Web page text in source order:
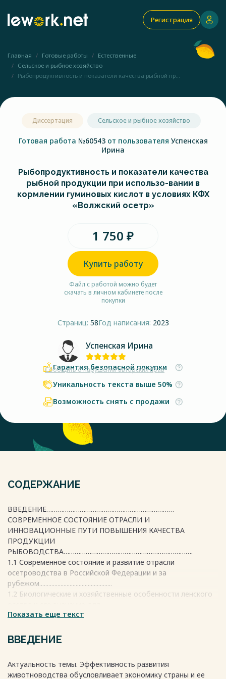
Регистрация
Главная Готовые работы
Естественные
Сельское и рыбное хозяйство
Рыбопродуктивность и показатели качества рыбной пр...
Диссертация Сельское и рыбное хозяйство
Готовая работа №60543 от пользователя Успенская
Ирина
Рыбопродуктивность и показатели качества
рыбной продукции при использо-вании в
кормлении гуминовых кислот в условиях КФХ
«Волжский осетр»
1 750 ₽
Купить работу
Файл с работой можно будет
скачать в личном кабинете после
покупки
Страниц: 58Год написания: 2023
Успенская Ирина
Сообщить о нарушении авторских прав
Гарантия безопасной покупки
Уникальность текста выше 50%
Возможность снять с продажи
СОДЕРЖАНИЕ
ВВЕДЕНИЕ……………………………………………………………
СОВРЕМЕННОЕ СОСТОЯНИЕ ОТРАСЛИ И
ИННОВАЦИОННЫЕ ПУТИ ПОВЫШЕНИЯ КАЧЕСТВА
ПРОДУКЦИИ
РЫБОВОДСТВА…………………………………………………………….
1.1 Современное состояние и развитие отрасли
осетроводства в Российской Федерации и за
рубежом................................................
1.2 Биологические и хозяйственные особенности ленского
осетроводства.......................................................
продукции......................
1.4 Роль и физиологическое значение гуминовых кислот в
1.5 Преимущества выращивание осетра ленского в
Показать еще текст
ВВЕДЕНИЕ
Актуальность темы. Эффективность развития
животноводства обусловливает экономику страны и ее